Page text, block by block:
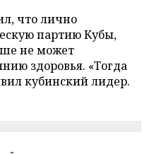
что лично
партию Кубы,
не может
здоровья. «Тогда
кубинский лидер.